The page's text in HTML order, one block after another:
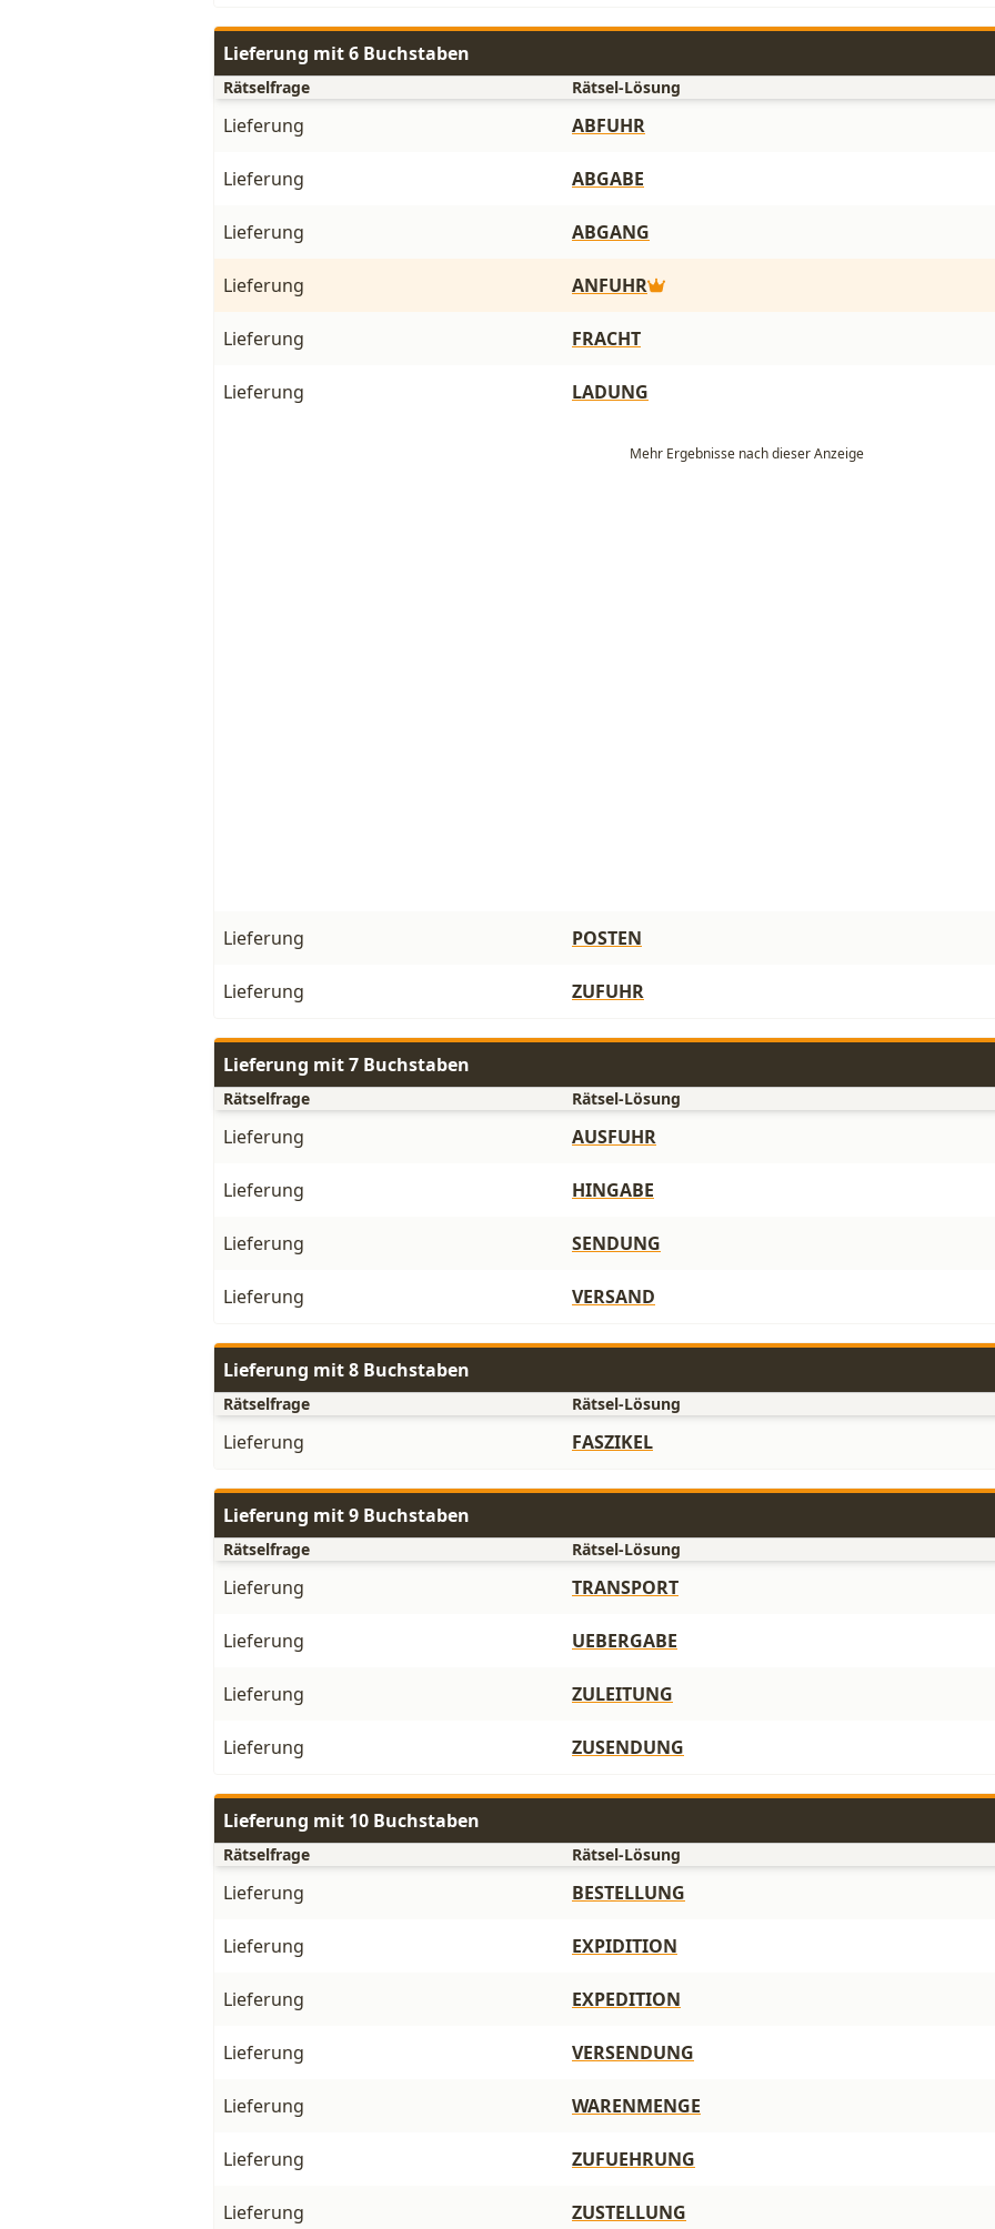
Lieferung mit 6 Buchstaben
Rätselfrage Rätsel-Lösung
Lieferung ABFUHR
Lieferung ABGABE
Lieferung ABGANG
Lieferung ANFUHR
Lieferung FRACHT
Lieferung LADUNG
Lieferung POSTEN
Lieferung ZUFUHR
Lieferung mit 7 Buchstaben
Rätselfrage Rätsel-Lösung
Lieferung AUSFUHR
Lieferung HINGABE
Lieferung SENDUNG
Lieferung VERSAND
Lieferung mit 8 Buchstaben
Rätselfrage Rätsel-Lösung
Lieferung FASZIKEL
Lieferung mit 9 Buchstaben
Rätselfrage Rätsel-Lösung
Lieferung TRANSPORT
Lieferung UEBERGABE
Lieferung ZULEITUNG
Lieferung ZUSENDUNG
Lieferung mit 10 Buchstaben
Rätselfrage Rätsel-Lösung
Lieferung BESTELLUNG
Lieferung EXPIDITION
Lieferung EXPEDITION
Lieferung VERSENDUNG
Lieferung WARENMENGE
Lieferung ZUFUEHRUNG
Lieferung ZUSTELLUNG